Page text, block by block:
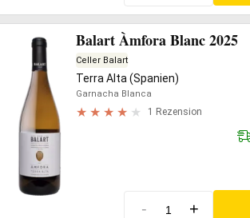
Balart Àmfora Blanc 2025
Celler Balart
Terra Alta (Spanien)
Garnacha Blanca
1 Rezension
- +